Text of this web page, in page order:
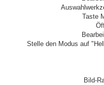
Taste
Stelle den Modus auf
Bild-